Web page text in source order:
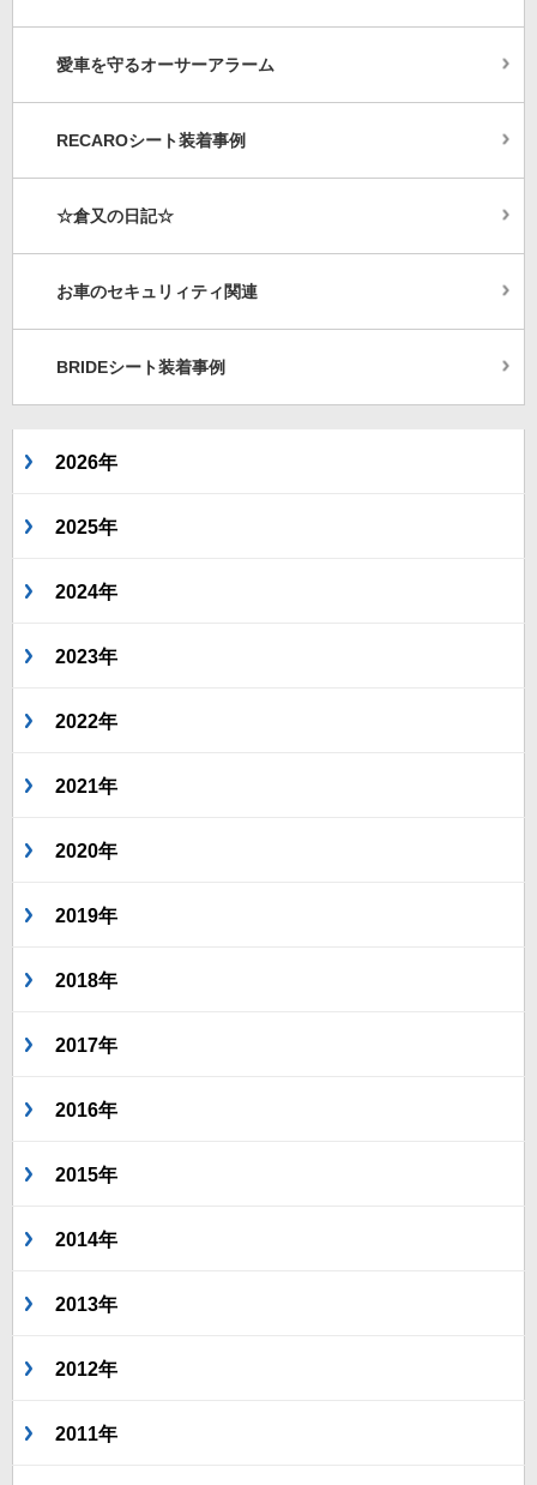
愛車を守るオーサーアラーム
RECAROシート装着事例
☆倉又の日記☆
お車のセキュリィティ関連
BRIDEシート装着事例
2026年
2025年
2024年
2023年
2022年
2021年
2020年
2019年
2018年
2017年
2016年
2015年
2014年
2013年
2012年
2011年